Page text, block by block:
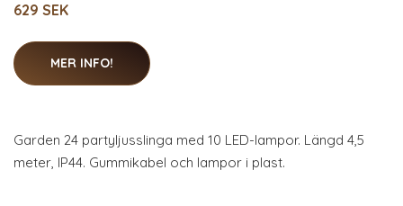
629 SEK
MER INFO!
Garden 24 partyljusslinga med 10 LED-lampor. Längd 4,5
meter, IP44. Gummikabel och lampor i plast.